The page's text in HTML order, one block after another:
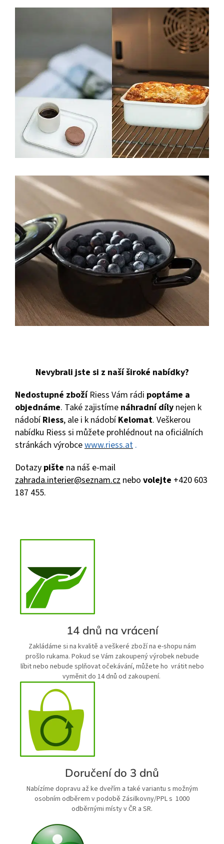
Nevybrali jste si z naší široké nabídky?
Nedostupné zboží Riess Vám rádi poptáme a
objednáme. Také zajistíme náhradní díly nejen k
nádobíRiess, ale i k nádobíKelomat. Veškerou
nabídku Riess si můžete prohlédnout na oficiálních
stránkách výrobcewww.riess.at .
Dotazy pište na náš e-mail
zahrada.interier@seznam.cz nebo volejte +420 603
187 455.
14 dnů na vrácení
Zakládáme si na kvalitě a veškeré zboží na e-shopu nám
prošlo rukama. Pokud se Vám zakoupený výrobek nebude
líbit nebo nebude splňovat očekávání, můžete ho vrátit nebo
vyměnit do 14 dnů od zakoupení.
Doručení do 3 dnů
Nabízíme dopravu až ke dveřím a také variantu s možným
osobním odběrem v podobě Zásilkovny/PPL s 1000
odběrnými místy v ČR a SR.